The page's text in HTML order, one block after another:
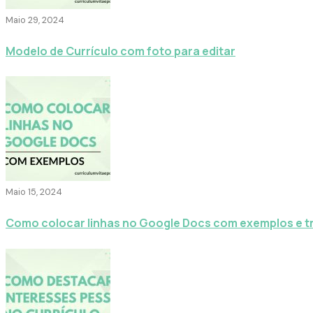
Maio 29, 2024
Modelo de Currículo com foto para editar
Maio 15, 2024
Como colocar linhas no Google Docs com exemplos e